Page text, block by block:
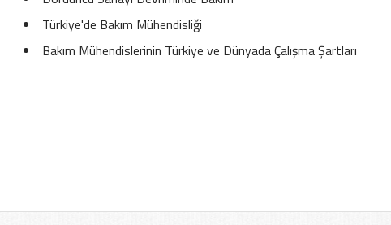
Türkiye'de Bakım Mühendisliği
Bakım Mühendislerinin Türkiye ve Dünyada Çalışma Şartları